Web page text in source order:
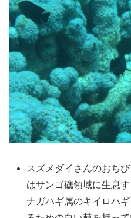
スズメダイさんのおち
はサンゴ礁領域に生息
ナガハギ属のキイロハ